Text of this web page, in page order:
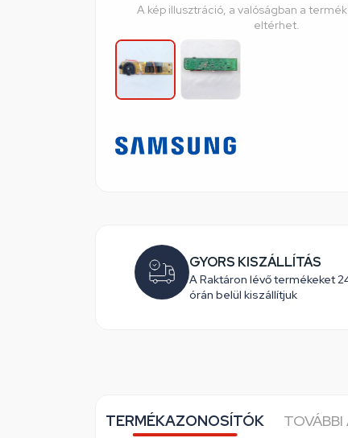
A kép illusztráció, a valóságban a
eltérhet.
GYORS KISZÁLLÍTÁS
A Raktáron lévő termékeket
órán belül kiszállítjuk
TERMÉKAZONOSÍTÓK